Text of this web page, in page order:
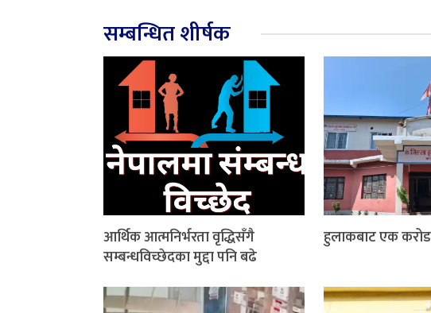
सम्बन्धित शीर्षक
आर्थिक आत्मनिर्भरता वृद्धिसँगै
सम्बन्धविच्छेदका मुद्दा पनि बढे
हुलाकबाट एक